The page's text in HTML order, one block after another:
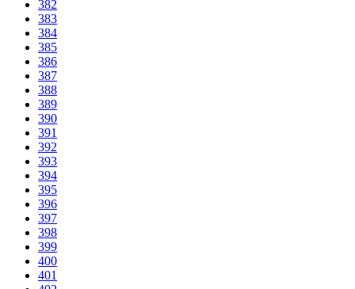
382
383
384
385
386
387
388
389
390
391
392
393
394
395
396
397
398
399
400
401